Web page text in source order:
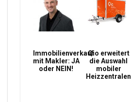
Immobilienverkauf
mit Makler: JA
oder NEIN!
Qio erweitert
die Auswahl
mobiler
Heizzentralen